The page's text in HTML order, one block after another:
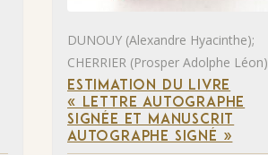
DUNOUY (Alexandre Hyacinthe);
CHERRIER (Prosper Adolphe Léon)
ESTIMATION DU LIVRE
« LETTRE AUTOGRAPHE
SIGNÉE ET MANUSCRIT
AUTOGRAPHE SIGNÉ »